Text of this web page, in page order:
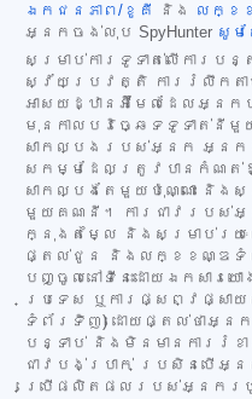
ឯកជនភាព/ខូគី
និង លក្ខ
អ្នកចង់លុប SpyHunter សូម
សម្រាប់ការទូទាត់លើការប
ស្វ័យប្រវត្តិ ការរំលឹកតា
អាសយដ្ឋានអ៊ីមែលដែលអ្នក
មុនកាលបរិច្ឆេទទូទាត់នីមួយ
សាកល្បងរបស់អ្នក អ្នក
សកម្មដែលត្រូវបានកំណត់ឱ្
សាកល្បងតែមួយប៉ុណ្ណោះ និង
មួយគណនី។ ការជាវរប
ក្នុងតម្លៃ និងសម្រាប់រយៈ
ផ្តល់ជូន និងលក្ខខណ្ឌទំព័រ
បញ្ចូលនៅទីនេះដោយឯកសារយ
ប្រទេស ឬការផ្សព្វផ្ស
ទំព័រទិញ) ដោយផ្តល់ថាអ្នក
បន្ទាប់ និងមិនមានការរំខ
ជាវបង់ប្រាក់ ប្រសិនបើ
ប្រើផលិតផលរបស់អ្នករ